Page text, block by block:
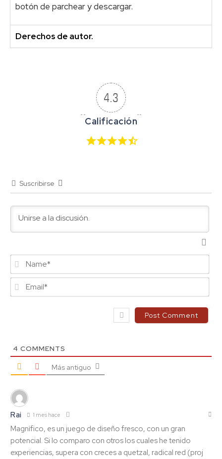
botón de parchear y descargar.
Derechos de autor.
4.3
Suscribirse
4 COMMENTS
Más antiguo
Rai 1 mes hace
Magnífico, es un juego de diseño fresco, con un gran
potencial. Si lo comparo con otros los cuales he tenido
experiencias, supera con creces a quetzal, radical red (proj